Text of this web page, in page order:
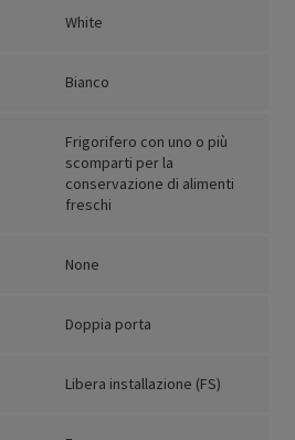
White
Bianco
Frigorifero con uno o più
scomparti per la
conservazione di alimenti
freschi
None
Doppia porta
Libera installazione (FS)